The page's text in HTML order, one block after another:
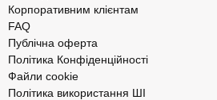
Корпоративним клієнтам
FAQ
Публічна оферта
Політика Конфіденційності
Файли cookie
Політика використання ШІ